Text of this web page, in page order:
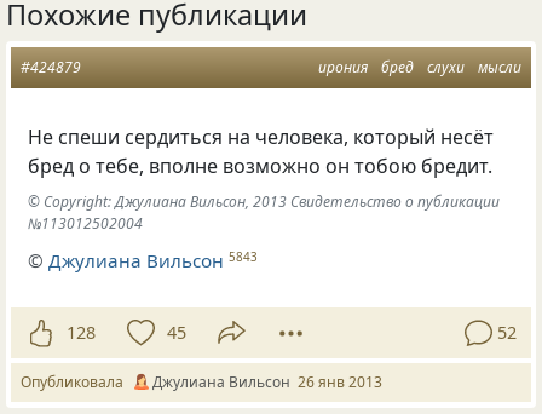
Похожие публикации
ирония бред слухи мысли
#424879
Не спеши сердиться на человека, который несёт
бред о тебе, вполне возможно он тобою бредит.
© Copyright: Джулиана Вильсон, 2013 Свидетельство о публикации
№113012502004
©Джулиана Вильсон 5843
128 45 52
Опубликовала Джулиана Вильсон 26 янв 2013